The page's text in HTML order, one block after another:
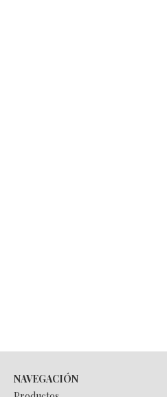
NAVEGACIÓN